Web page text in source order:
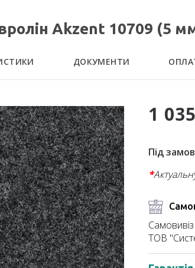
Akzent 10709 (5
ДОКУМЕНТИ
1
Під
*
Самовивіз
ТОВ